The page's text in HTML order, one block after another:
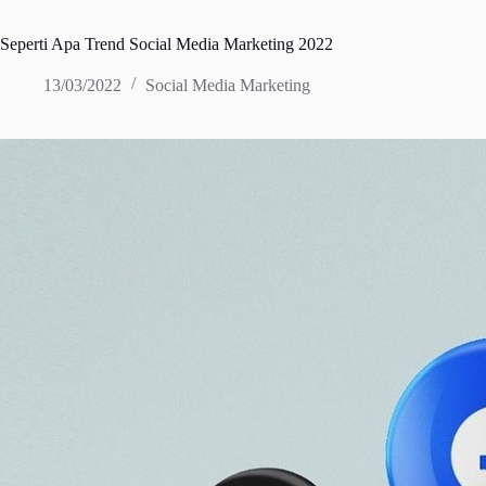
Seperti Apa Trend Social Media Marketing 2022
13/03/2022 Social Media Marketing